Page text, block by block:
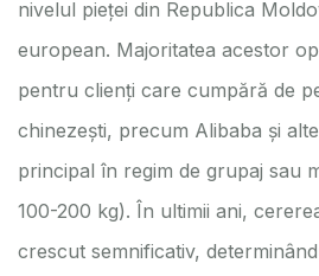
nivelul pieței din Republica
european. Majoritatea acestor
pentru clienți care cumpără de
chinezești, precum Alibaba și
principal în regim de grupaj sau
100-200 kg). În ultimii ani,
crescut semnificativ,